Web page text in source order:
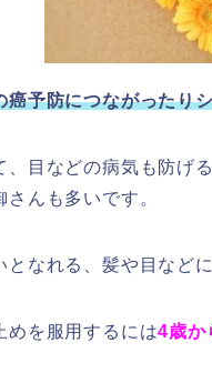
癌予防につながったり
、目などの病気も防げ
んも多いです。
となれる、髪や目など
めを服用するには4歳か